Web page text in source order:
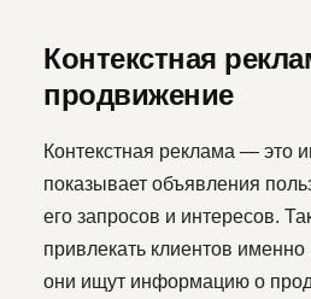
Контекстная
продвижение
Контекстная реклама — это
показывает объявления
его запросов и интересов.
привлекать клиентов именно
они ищут информацию о